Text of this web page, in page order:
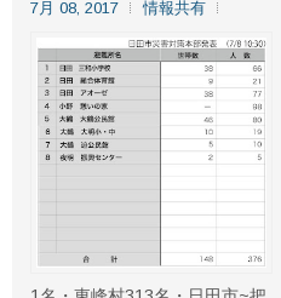
7月 08, 2017 情報共有